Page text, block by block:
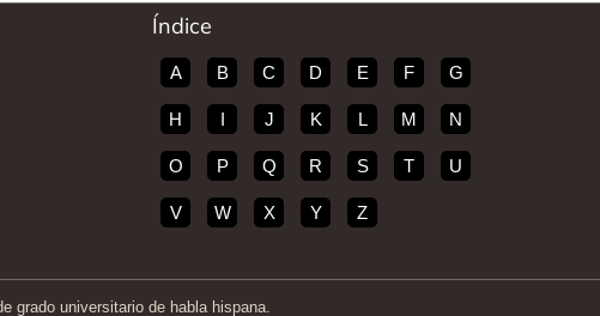
Índice
A B C D E F G
H I J K L M N
O P Q R S T U
V W X Y Z
grado universitario de habla hispana.